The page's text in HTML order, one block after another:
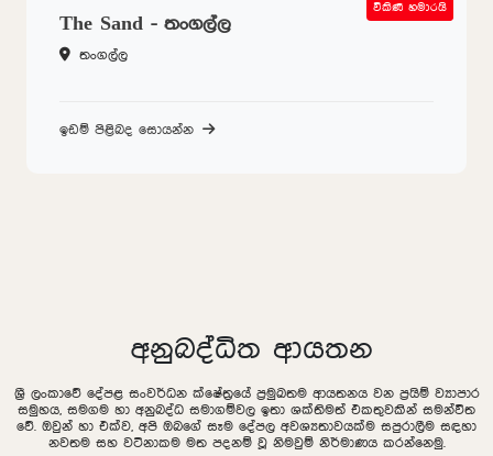
SOLD OUT
The Sand - තංගල්ල
තංගල්ල
විකිණී හමාරයි
ඉඩම් පිළිබද සොයන්න
අනුබද්ධිත ආයතන
ශ්‍රී ලංකාවේ දේපළ සංවර්ධන ක්ෂේත්‍රයේ ප්‍රමුඛතම ආයතනය වන ප්‍රයිම් ව්‍යාපාර
සමුහය, සමගම හා අනුබද්ධ සමාගම්වල ඉතා ශක්තිමත් එකතුවකින් සමන්විත
වේ. ඔවුන් හා එක්ව, අපි ඔබගේ සෑම දේපල අවශ්‍යතාවයක්ම සපුරාලීම සඳහා
නවතම සහ වටිනාකම මත පදනම් වූ නිමවුම් නිර්මාණය කරන්නෙමු.